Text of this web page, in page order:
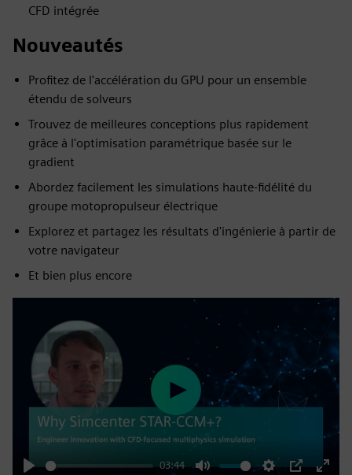
CFD intégrée
Nouveautés
Profitez de l'accélération du GPU pour un ensemble
étendu de solveurs
Trouvez de meilleures conceptions plus rapidement
grâce à l'optimisation paramétrique basée sur le
gradient
Abordez facilement les simulations haute-fidélité du
groupe motopropulseur électrique
Explorez et partagez les résultats d'ingénierie à partir de
votre navigateur
Et bien plus encore
03:44
Play